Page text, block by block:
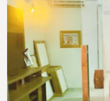
rotativo para
motocicletas,
vista, criando um
clientes e colaboradores. Um
confortável e
crescimento do